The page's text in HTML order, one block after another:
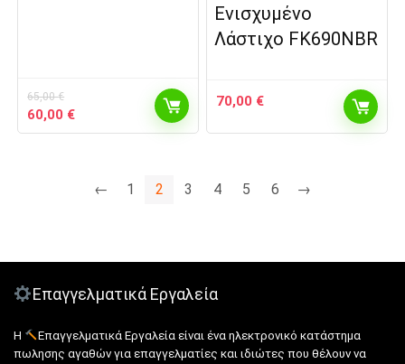
65,00€
Original
price
60,00 €Η
τρέχουσα
60,00 €.
Ενισχυμένο
Λάστιχο FK690NBR
70,00 €
← 1 2 3 4 5 6 →
Επαγγελματικά Εργαλεία
Η
Επαγγελματικά Εργαλεία είναι ένα ηλεκτρονικό κατάστημα
πωλησης αγαθών για επαγγελματίες και ιδιώτες που θέλουν να